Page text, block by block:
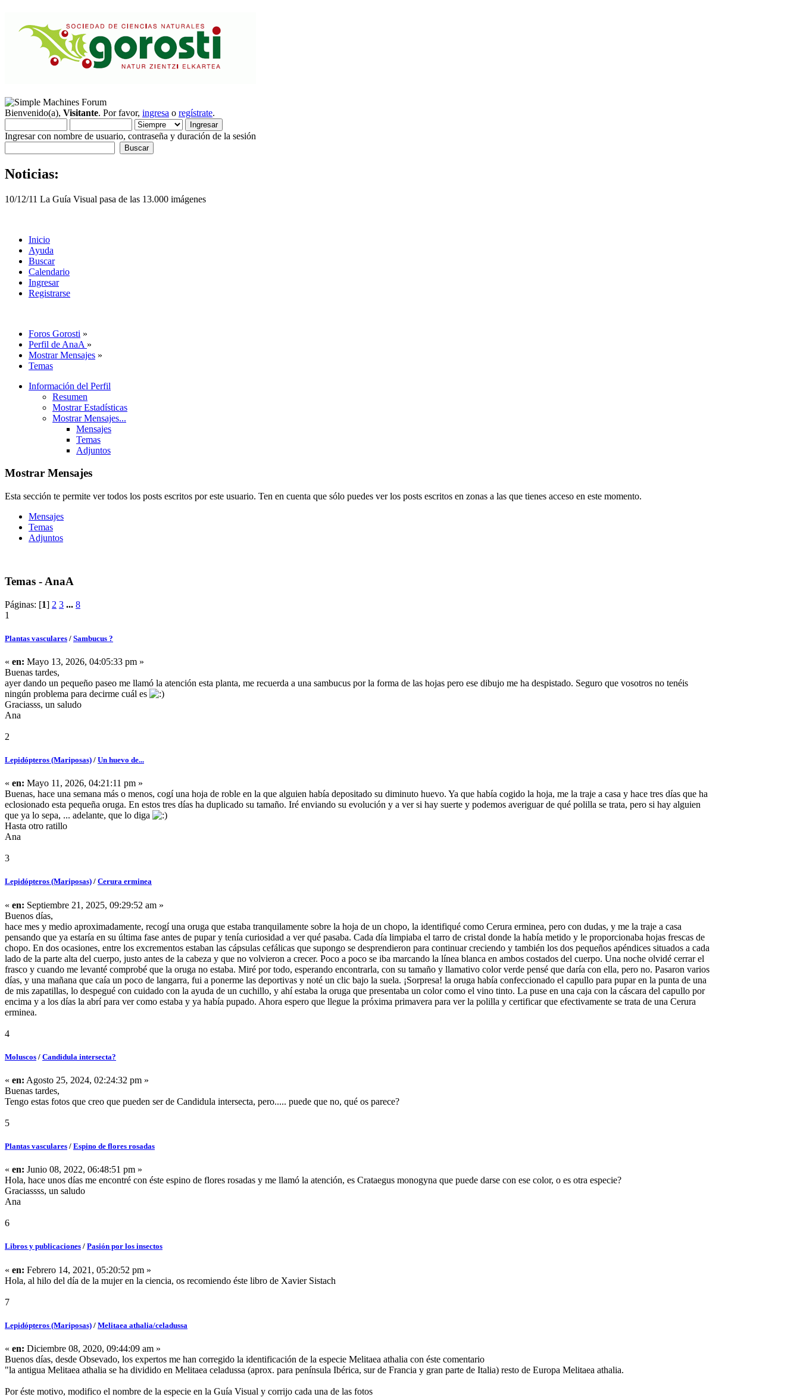
Bienvenido(a), Visitante. Por favor, ingresa o regístrate.
Ingresar con nombre de usuario, contraseña y duración de la sesión
Noticias:
10/12/11 La Guía Visual pasa de las 13.000 imágenes
Inicio
Ayuda
Buscar
Calendario
Ingresar
Registrarse
Foros Gorosti »
Perfil de AnaA »
Mostrar Mensajes »
Temas
Información del Perfil
Resumen
Mostrar Estadísticas
Mostrar Mensajes...
Mensajes
Temas
Adjuntos
Mostrar Mensajes
Esta sección te permite ver todos los posts escritos por este usuario. Ten en cuenta que sólo puedes ver los posts escritos en zonas a las que tienes acceso en este momento.
Mensajes
Temas
Adjuntos
Temas - AnaA
Páginas: [1] 2 3 ... 8
1
Plantas vasculares / Sambucus ?
« en: Mayo 13, 2026, 04:05:33 pm »
Buenas tardes,
ayer dando un pequeño paseo me llamó la atención esta planta, me recuerda a una sambucus por la forma de las hojas pero ese dibujo me ha despistado. Seguro que vosotros no tenéis
ningún problema para decirme cuál es
Graciasss, un saludo
Ana
2
Lepidópteros (Mariposas) / Un huevo de...
« en: Mayo 11, 2026, 04:21:11 pm »
Buenas, hace una semana más o menos, cogí una hoja de roble en la que alguien había depositado su diminuto huevo. Ya que había cogido la hoja, me la traje a casa y hace tres días que ha
eclosionado esta pequeña oruga. En estos tres días ha duplicado su tamaño. Iré enviando su evolución y a ver si hay suerte y podemos averiguar de qué polilla se trata, pero si hay alguien
que ya lo sepa, ... adelante, que lo diga
Hasta otro ratillo
Ana
3
Lepidópteros (Mariposas) / Cerura erminea
« en: Septiembre 21, 2025, 09:29:52 am »
Buenos días,
hace mes y medio aproximadamente, recogí una oruga que estaba tranquilamente sobre la hoja de un chopo, la identifiqué como Cerura erminea, pero con dudas, y me la traje a casa
pensando que ya estaría en su última fase antes de pupar y tenía curiosidad a ver qué pasaba. Cada día limpiaba el tarro de cristal donde la había metido y le proporcionaba hojas frescas de
chopo. En dos ocasiones, entre los excrementos estaban las cápsulas cefálicas que supongo se desprendieron para continuar creciendo y también los dos pequeños apéndices situados a cada
lado de la parte alta del cuerpo, justo antes de la cabeza y que no volvieron a crecer. Poco a poco se iba marcando la línea blanca en ambos costados del cuerpo. Una noche olvidé cerrar el
frasco y cuando me levanté comprobé que la oruga no estaba. Miré por todo, esperando encontrarla, con su tamaño y llamativo color verde pensé que daría con ella, pero no. Pasaron varios
días, y una mañana que caía un poco de langarra, fui a ponerme las deportivas y noté un clic bajo la suela. ¡Sorpresa! la oruga había confeccionado el capullo para pupar en la punta de una
de mis zapatillas, lo despegué con cuidado con la ayuda de un cuchillo, y ahí estaba la oruga que presentaba un color como el vino tinto. La puse en una caja con la cáscara del capullo por
encima y a los días la abrí para ver como estaba y ya había pupado. Ahora espero que llegue la próxima primavera para ver la polilla y certificar que efectivamente se trata de una Cerura
erminea.
4
Moluscos / Candidula intersecta?
« en: Agosto 25, 2024, 02:24:32 pm »
Buenas tardes,
Tengo estas fotos que creo que pueden ser de Candidula intersecta, pero..... puede que no, qué os parece?
5
Plantas vasculares / Espino de flores rosadas
« en: Junio 08, 2022, 06:48:51 pm »
Hola, hace unos días me encontré con éste espino de flores rosadas y me llamó la atención, es Crataegus monogyna que puede darse con ese color, o es otra especie?
Graciassss, un saludo
Ana
6
Libros y publicaciones / Pasión por los insectos
« en: Febrero 14, 2021, 05:20:52 pm »
Hola, al hilo del día de la mujer en la ciencia, os recomiendo éste libro de Xavier Sistach
7
Lepidópteros (Mariposas) / Melitaea athalia/celadussa
« en: Diciembre 08, 2020, 09:44:09 am »
Buenos días, desde Obsevado, los expertos me han corregido la identificación de la especie Melitaea athalia con éste comentario
"la antigua Melitaea athalia se ha dividido en Melitaea celadussa (aprox. para península Ibérica, sur de Francia y gran parte de Italia) resto de Europa Melitaea athalia.
Por éste motivo, modifico el nombre de la especie en la Guía Visual y corrijo cada una de las fotos